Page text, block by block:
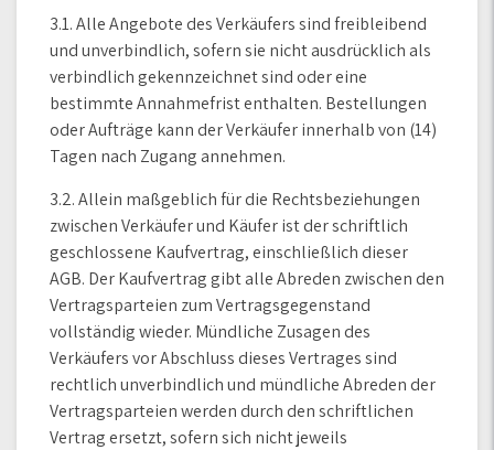
3.1. Alle Angebote des Verkäufers sind freibleibend
und unverbindlich, sofern sie nicht ausdrücklich als
verbindlich gekennzeichnet sind oder eine
bestimmte Annahmefrist enthalten. Bestellungen
oder Aufträge kann der Verkäufer innerhalb von (14)
Tagen nach Zugang annehmen.
3.2. Allein maßgeblich für die Rechtsbeziehungen
zwischen Verkäufer und Käufer ist der schriftlich
geschlossene Kaufvertrag, einschließlich dieser
AGB. Der Kaufvertrag gibt alle Abreden zwischen den
Vertragsparteien zum Vertragsgegenstand
vollständig wieder. Mündliche Zusagen des
Verkäufers vor Abschluss dieses Vertrages sind
rechtlich unverbindlich und mündliche Abreden der
Vertragsparteien werden durch den schriftlichen
Vertrag ersetzt, sofern sich nicht jeweils